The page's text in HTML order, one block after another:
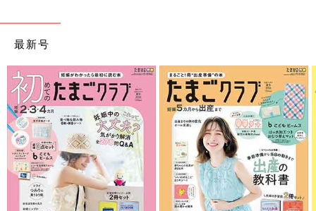
最新号